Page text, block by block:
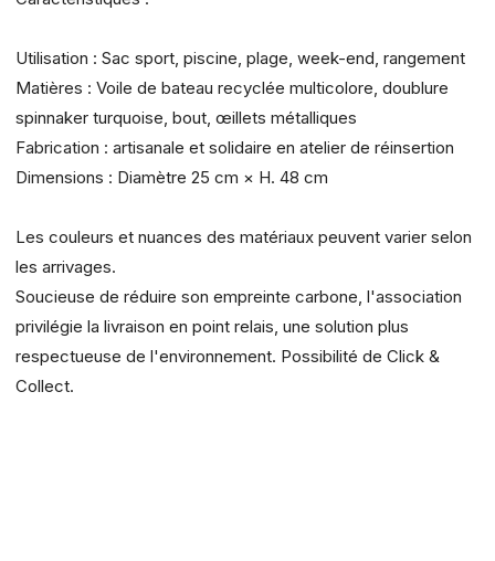
Utilisation : Sac sport, piscine, plage, week-end, rangement
Matières : Voile de bateau recyclée multicolore, doublure
spinnaker turquoise, bout, œillets métalliques
Fabrication : artisanale et solidaire en atelier de réinsertion
Dimensions : Diamètre 25 cm × H. 48 cm
Les couleurs et nuances des matériaux peuvent varier selon
les arrivages.
Soucieuse de réduire son empreinte carbone, l'association
privilégie la livraison en point relais, une solution plus
respectueuse de l'environnement. Possibilité de Click &
Collect.